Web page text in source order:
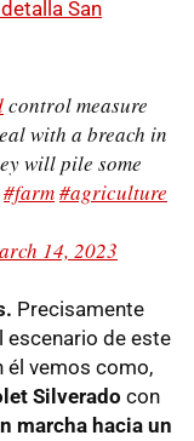
San
control measure
with a breach in
will pile some
#farm#agriculture
14, 2023
Precisamente
escenario de este
él vemos como,
Silverado con
marcha hacia un